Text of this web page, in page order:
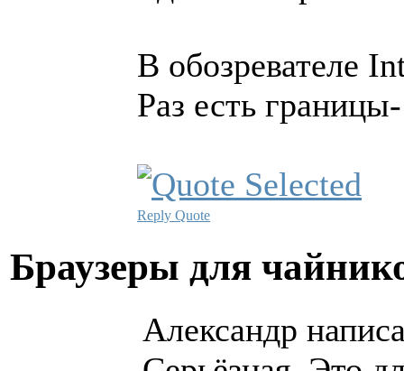
В обозревателе
Раз есть
Reply Quote
Браузеры для
Александр